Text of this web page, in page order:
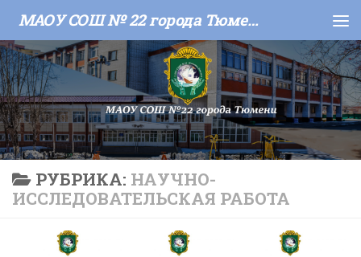
Skip to content МАОУ СОШ № 22 города Тюмени
РУБРИКА: НАУЧНО-
ИССЛЕДОВАТЕЛЬСКАЯ РАБОТА